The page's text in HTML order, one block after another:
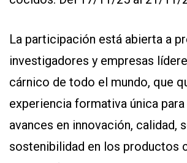
La participación está abierta a
investigadores y empresas
cárnico de todo el mundo, que
experiencia formativa única
avances en innovación, calidad,
sostenibilidad en los productos